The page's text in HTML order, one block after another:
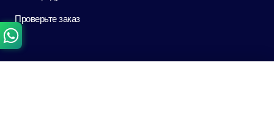
Проверьте заказ
Политика RUB